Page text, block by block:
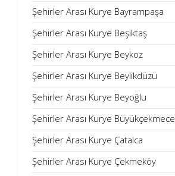
Şehirler Arası Kurye Bayrampaşa
Şehirler Arası Kurye Beşiktaş
Şehirler Arası Kurye Beykoz
Şehirler Arası Kurye Beylikdüzü
Şehirler Arası Kurye Beyoğlu
Şehirler Arası Kurye Büyükçekmece
Şehirler Arası Kurye Çatalca
Şehirler Arası Kurye Çekmeköy